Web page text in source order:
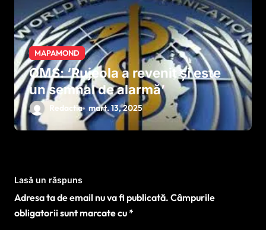
MAPAMOND
OMS: ‘Rujeola a revenit și este
un semnal de alarmă’
Redactia mart. 13, 2025
Lasă un răspuns
Adresa ta de email nu va fi publicată. Câmpurile
obligatorii sunt marcate cu*